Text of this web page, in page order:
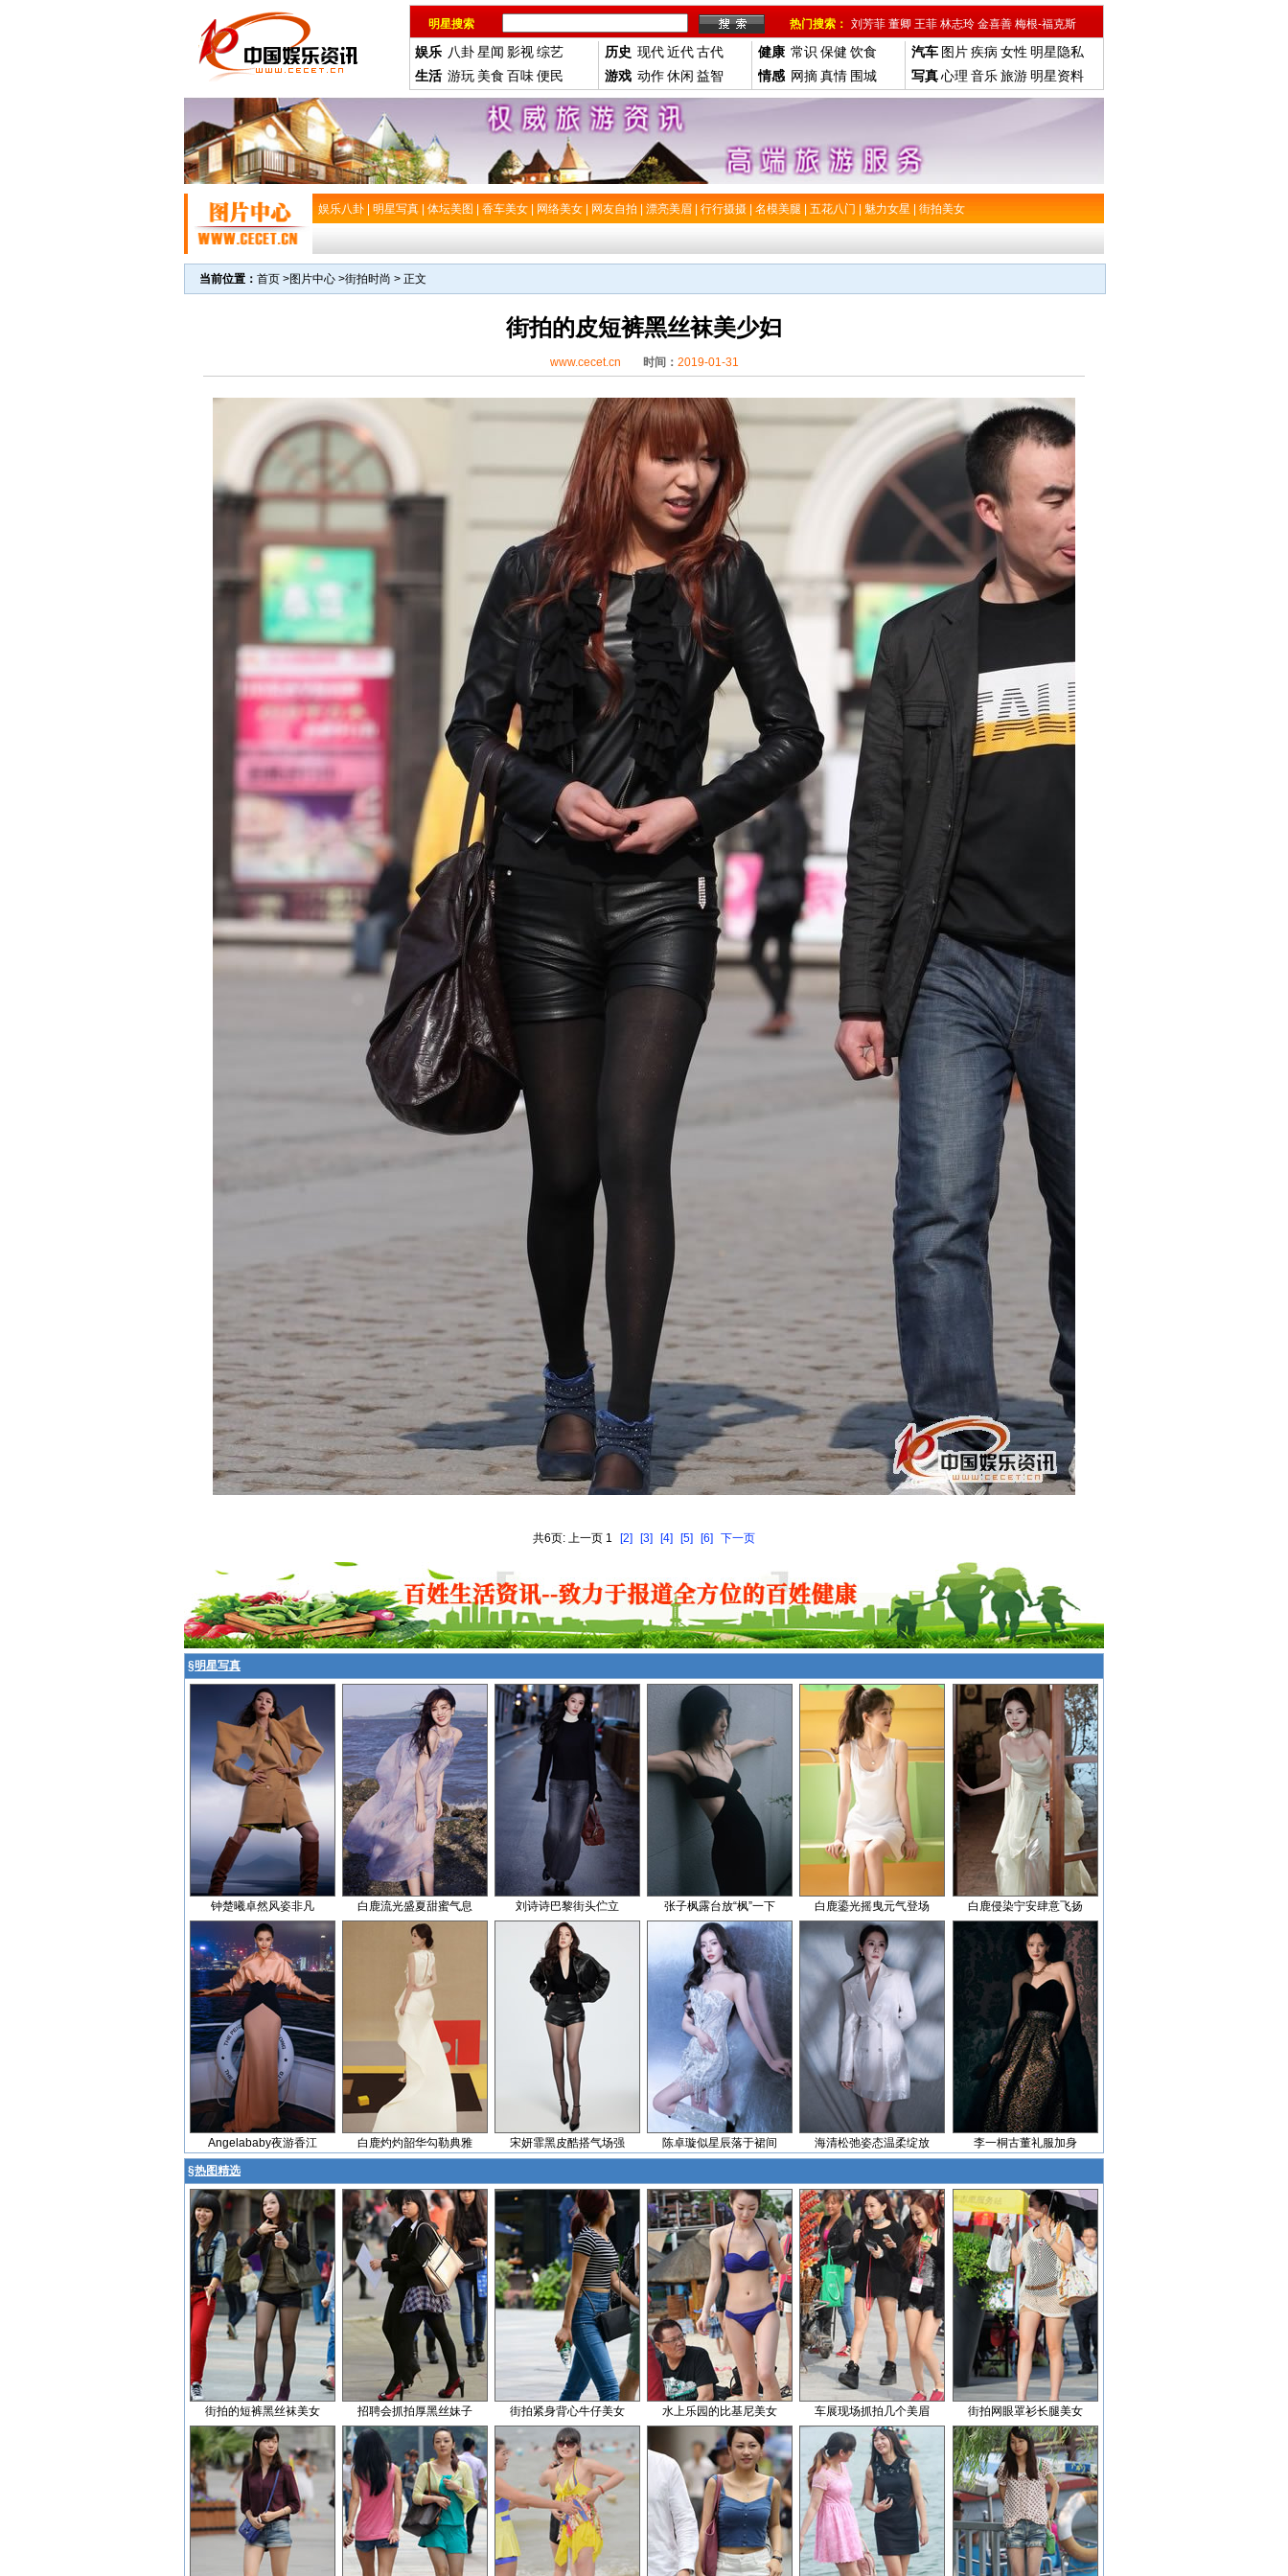
明星搜索 热门搜索： 刘芳菲 董卿 王菲 林志玲 金喜善 梅根-福克斯
娱乐 八卦星闻 影视综艺
生活 游玩 美食 百味便民
历史 现代近代古代
游戏 动作休闲 益智
健康 常识 保健 饮食
情感 网摘真情 围城
汽车 图片疾病 女性 明星隐私
写真心理 音乐旅游 明星资料
娱乐八卦 明星写真 体坛美图 香车美女 网络美女 网友自拍 漂亮美眉 行行摄摄 名模美腿 五花八门 魅力女星 街拍美女
当前位置： 首页 >图片中心 >街拍时尚 > 正文
街拍的皮短裤黑丝袜美少妇
www.cecet.cn 时间： 2019-01-31
共6页: 上一页 1 [2] [3] [4] [5] [6] 下一页
§明星写真
钟楚曦卓然风姿非凡 白鹿流光盛夏甜蜜气息 刘诗诗巴黎街头伫立 张子枫露台放“枫”一下 白鹿鎏光摇曳元气登场 白鹿侵染宁安肆意飞扬
Angelababy夜游香江 白鹿灼灼韶华勾勒典雅 宋妍霏黑皮酷搭气场强 陈卓璇似星辰落于裙间 海清松弛姿态温柔绽放 李一桐古董礼服加身
§热图精选
街拍的短裤黑丝袜美女 招聘会抓拍厚黑丝妹子 街拍紧身背心牛仔美女 水上乐园的比基尼美女 车展现场抓拍几个美眉 街拍网眼罩衫长腿美女